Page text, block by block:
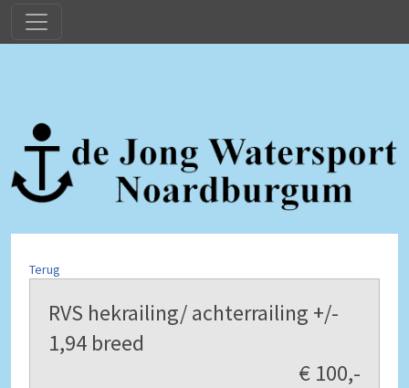
Terug
RVS hekrailing/ achterrailing +/-
1,94 breed
€ 100,-